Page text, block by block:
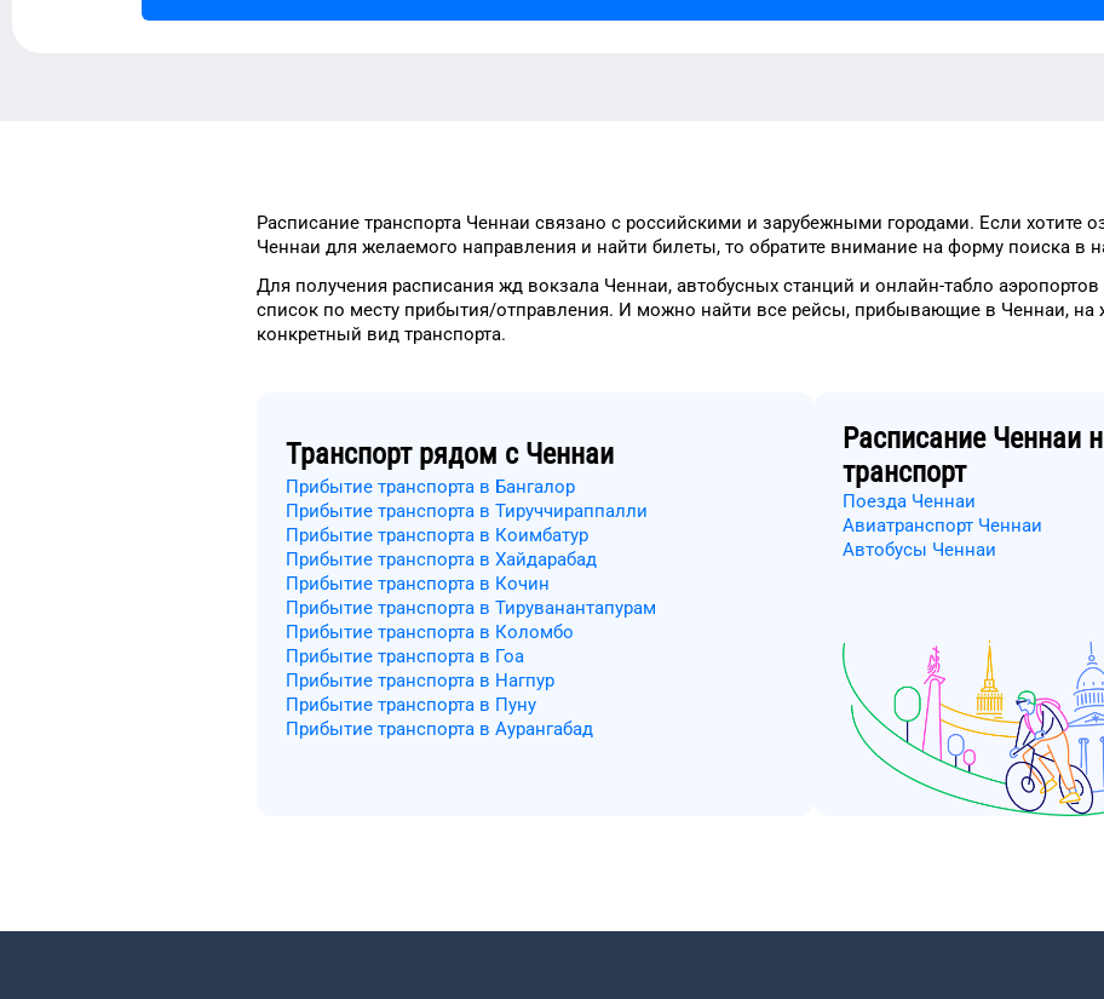
Расписание транспорта Ченнаи связано с российскими и зарубежными городами. Если хотите
Ченнаи для желаемого направления и найти билеты, то обратите внимание на форму поиска в
Для получения расписания жд вокзала Ченнаи, автобусных станций и онлайн-табло аэропортов
список по месту прибытия/отправления. И можно найти все рейсы, прибывающие в Ченнаи, на
конкретный вид транспорта.
Транспорт рядом с Ченнаи
Прибытие транспорта в Бангалор
Прибытие транспорта в Тируччираппалли
Прибытие транспорта в Коимбатур
Прибытие транспорта в Хайдарабад
Прибытие транспорта в Кочин
Прибытие транспорта в Тируванантапурам
Прибытие транспорта в Коломбо
Прибытие транспорта в Гоа
Прибытие транспорта в Нагпур
Прибытие транспорта в Пуну
Прибытие транспорта в Аурангабад
Расписание Ченнаи
транспорт
Поезда Ченнаи
Авиатранспорт Ченнаи
Автобусы Ченнаи